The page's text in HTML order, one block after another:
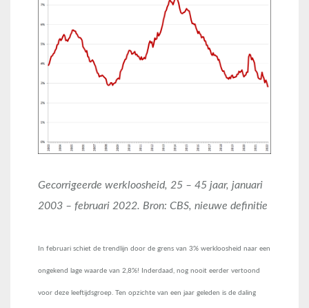
Gecorrigeerde werkloosheid, 25 – 45 jaar, januari
2003 – februari 2022. Bron: CBS, nieuwe definitie
In februari schiet de trendlijn door de grens van 3% werkloosheid naar een
ongekend lage waarde van 2,8%! Inderdaad, nog nooit eerder vertoond
voor deze leeftijdsgroep. Ten opzichte van een jaar geleden is de daling